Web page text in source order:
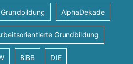
AlphaDekade
Grundbildung
BiBB DIE